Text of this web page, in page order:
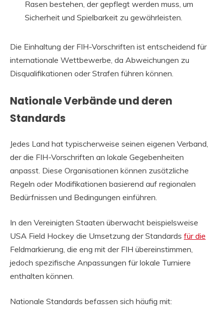
Rasen bestehen, der gepflegt werden muss, um
Sicherheit und Spielbarkeit zu gewährleisten.
Die Einhaltung der FIH-Vorschriften ist entscheidend für
internationale Wettbewerbe, da Abweichungen zu
Disqualifikationen oder Strafen führen können.
Nationale Verbände und deren
Standards
Jedes Land hat typischerweise seinen eigenen Verband,
der die FIH-Vorschriften an lokale Gegebenheiten
anpasst. Diese Organisationen können zusätzliche
Regeln oder Modifikationen basierend auf regionalen
Bedürfnissen und Bedingungen einführen.
In den Vereinigten Staaten überwacht beispielsweise
USA Field Hockey die Umsetzung der Standards für die
Feldmarkierung, die eng mit der FIH übereinstimmen,
jedoch spezifische Anpassungen für lokale Turniere
enthalten können.
Nationale Standards befassen sich häufig mit: